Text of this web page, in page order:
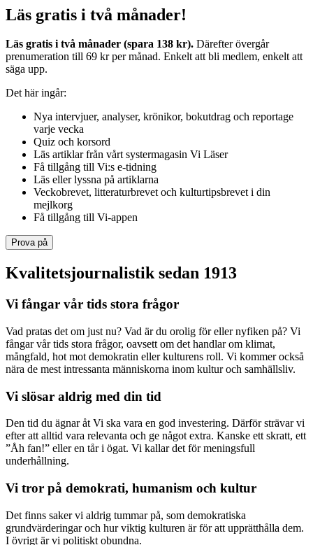
Läs gratis i två månader!
Läs gratis i två månader (spara 138 kr). Därefter övergår
prenumeration till 69 kr per månad. Enkelt att bli medlem, enkelt att
säga upp.
Det här ingår:
Nya intervjuer, analyser, krönikor, bokutdrag och reportage
varje vecka
Quiz och korsord
Läs artiklar från vårt systermagasin Vi Läser
Få tillgång till Vi:s e-tidning
Läs eller lyssna på artiklarna
Veckobrevet, litteraturbrevet och kulturtipsbrevet i din
mejlkorg
Få tillgång till Vi-appen
Prova på
Kvalitetsjournalistik sedan 1913
Vi fångar vår tids stora frågor
Vad pratas det om just nu? Vad är du orolig för eller nyfiken på? Vi
fångar vår tids stora frågor, oavsett om det handlar om klimat,
mångfald, hot mot demokratin eller kulturens roll. Vi kommer också
nära de mest intressanta människorna inom kultur och samhällsliv.
Vi slösar aldrig med din tid
Den tid du ägnar åt Vi ska vara en god investering. Därför strävar vi
efter att alltid vara relevanta och ge något extra. Kanske ett skratt, ett
”Åh fan!” eller en tår i ögat. Vi kallar det för meningsfull
underhållning.
Vi tror på demokrati, humanism och kultur
Det finns saker vi aldrig tummar på, som demokratiska
grundvärderingar och hur viktig kulturen är för att upprätthålla dem.
I övrigt är vi politiskt obundna.